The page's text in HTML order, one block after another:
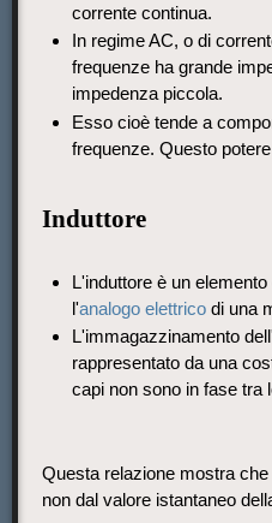
corrente continua.
In regime AC, o di
frequenze ha grande
impedenza piccola.
Esso cioè tende a
frequenze. Questo
Induttore
L'induttore è un
l'analogo elettricodi una
L'immagazzinamento
rappresentato da una
capi non sono in fase tra
Questa relazione mostra
non dal valore istantaneo